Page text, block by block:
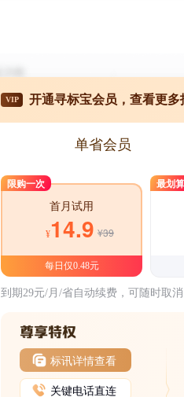
VIP 开通寻标宝会员，查看更多
单省会员
限购一次
首月试用
¥14.9 ¥39
每日仅0.48元
最划算
到期29元/月/省自动续费，可随时取消
标讯详情查看
关键电话直连